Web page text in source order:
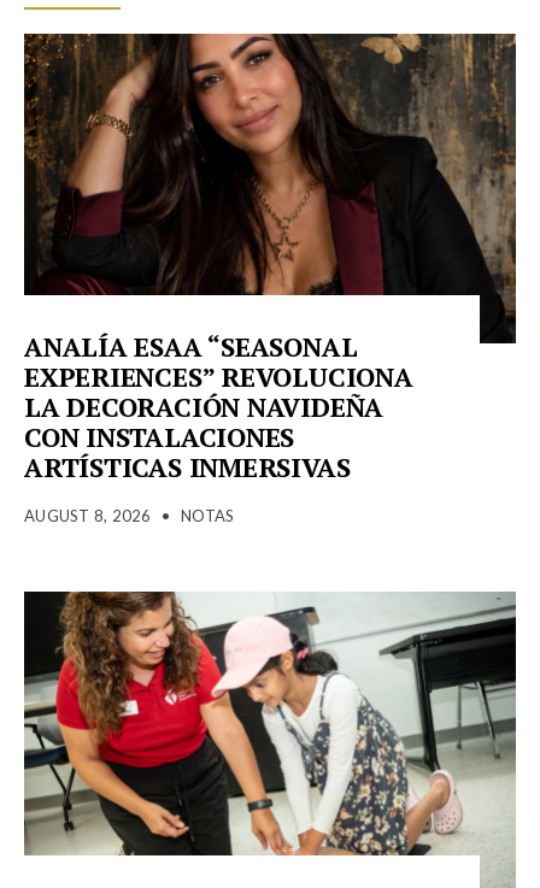
ANALÍA ESAA “SEASONAL
EXPERIENCES” REVOLUCIONA
LA DECORACIÓN NAVIDEÑA
CON INSTALACIONES
ARTÍSTICAS INMERSIVAS
AUGUST 8, 2026 • NOTAS